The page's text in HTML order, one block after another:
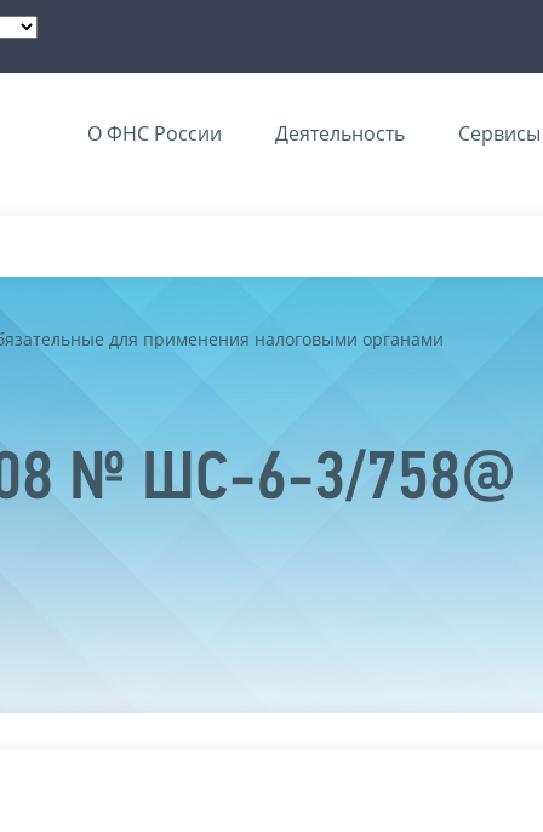
О ФНС России Деятельность Сервисы
для применения налоговыми органами
№ ШС-6-3/758@